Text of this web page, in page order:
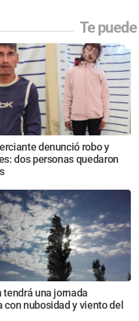
Te puede
denunció robo y
dos personas quedaron
tendrá una jornada
con nubosidad y viento del